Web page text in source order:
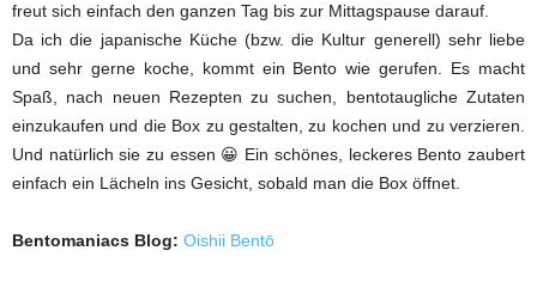
freut sich einfach den ganzen Tag bis zur Mittagspause darauf.
Da ich die japanische Küche (bzw. die Kultur generell) sehr liebe
und sehr gerne koche, kommt ein Bento wie gerufen. Es macht
Spaß, nach neuen Rezepten zu suchen, bentotaugliche Zutaten
einzukaufen und die Box zu gestalten, zu kochen und zu verzieren.
Und natürlich sie zu essen 😀 Ein schönes, leckeres Bento zaubert
einfach ein Lächeln ins Gesicht, sobald man die Box öffnet.
Bentomaniacs Blog: Oishii Bentō